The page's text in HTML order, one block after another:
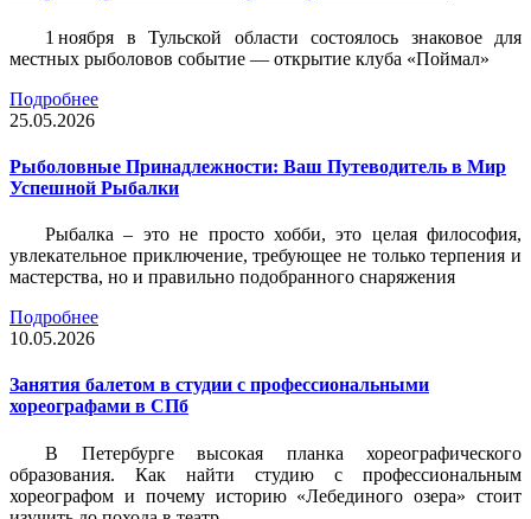
1 ноября в Тульской области состоялось знаковое для
местных рыболовов событие — открытие клуба «Поймал»
Подробнее
25.05.2026
Рыболовные Принадлежности: Ваш Путеводитель в Мир
Успешной Рыбалки
Рыбалка – это не просто хобби, это целая философия,
увлекательное приключение, требующее не только терпения и
мастерства, но и правильно подобранного снаряжения
Подробнее
10.05.2026
Занятия балетом в студии с профессиональными
хореографами в СПб
В Петербурге высокая планка хореографического
образования. Как найти студию с профессиональным
хореографом и почему историю «Лебединого озера» стоит